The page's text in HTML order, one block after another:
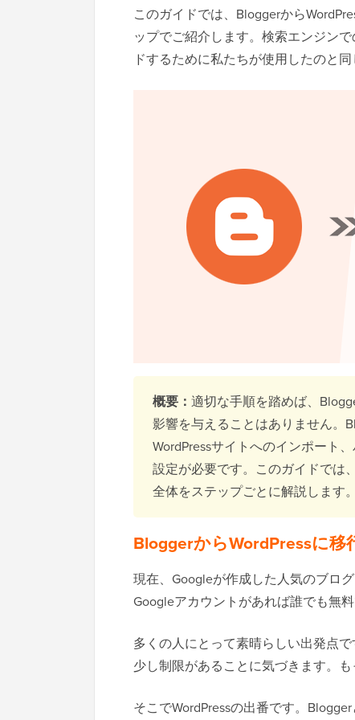
このガイドでは、Bloggerから
ップでご紹介します。検索エンジン
ドするために私たちが使用したのと同
概要： 適切な手順を踏めば、
影響を与えることはありません。
WordPressサイトへのインポート
設定が必要です。このガイドでは
全体をステップごとに解説します。
BloggerからWordPressに移
現在、Googleが作成した人気のブロ
Googleアカウントがあれば誰でも無
多くの人にとって素晴らしい出発点
少し制限があることに気づきます。
そこでWordPressの出番です。